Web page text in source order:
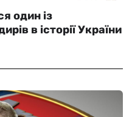
один із
в історії України